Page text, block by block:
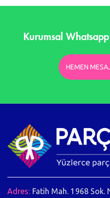
Kurumsal
HEMEN
Adres: Fatih Mah. 1968 Sok.